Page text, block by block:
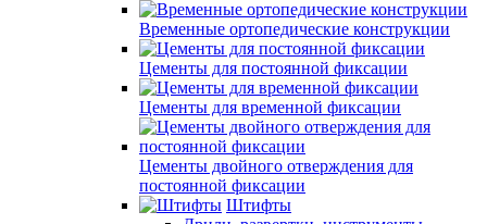
Временные ортопедические конструкции
Цементы для постоянной фиксации
Цементы для временной фиксации
Цементы двойного отверждения для
постоянной фиксации
Штифты